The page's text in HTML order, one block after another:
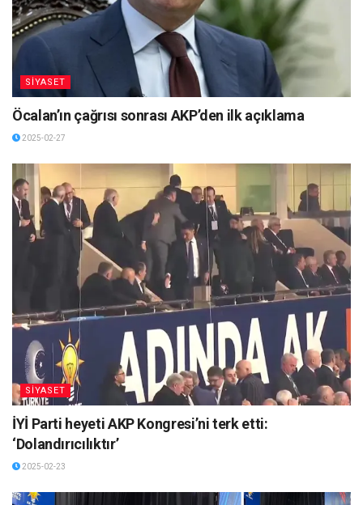
SİYASET
Öcalan’ın çağrısı sonrası AKP’den ilk açıklama
2025-02-27
SİYASET
İYİ Parti heyeti AKP Kongresi’ni terk etti:
‘Dolandırıcılıktır’
2025-02-23